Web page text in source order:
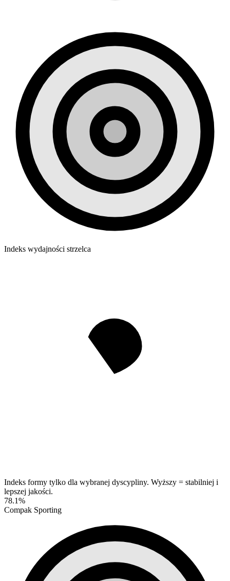
Indeks wydajności strzelca
Indeks formy tylko dla wybranej dyscypliny. Wyższy = stabilniej i
lepszej jakości.
78.1%
Compak Sporting